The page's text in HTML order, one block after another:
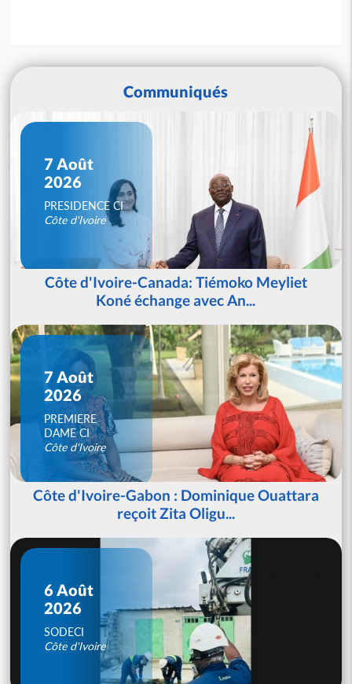
Communiqués
7 Août
2026
PRESIDENCE CI
Côte d'Ivoire
Côte d'Ivoire-Canada: Tiémoko Meyliet
Koné échange avec An...
7 Août
2026
PREMIERE
DAME CI
Côte d'Ivoire
Côte d'Ivoire-Gabon : Dominique Ouattara
reçoit Zita Oligu...
6 Août
2026
SODECI
Côte d'Ivoire